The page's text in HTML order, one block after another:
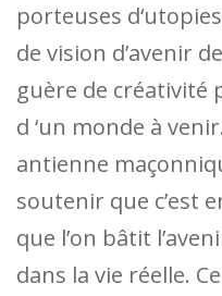
porteuses
de vision d’avenir
guère de créativité
d ‘un monde à
antienne
soutenir que c’est
que l’on bâtit
dans la vie réelle.